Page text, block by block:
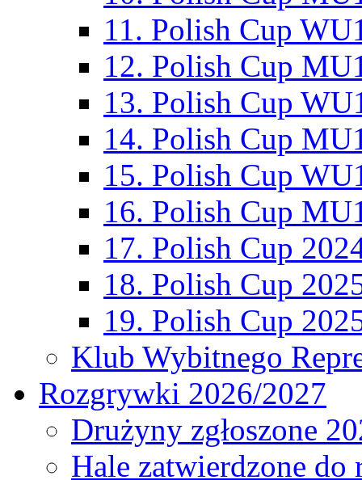
11. Polish Cup
12. Polish Cup
13. Polish Cup
14. Polish Cup
15. Polish Cup
16. Polish Cup
17. Polish Cup
18. Polish Cup
19. Polish Cup
Klub Wybitnego
Rozgrywki 2026/2027
Drużyny zgłoszone
Hale zatwierdzone